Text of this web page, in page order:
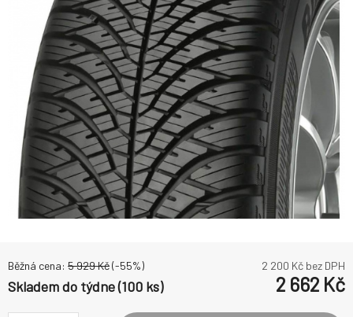
Běžná cena: 5 929Kč(-55%) 2 200 Kč bez DPH
Skladem do týdne (100 ks) 2 662 Kč